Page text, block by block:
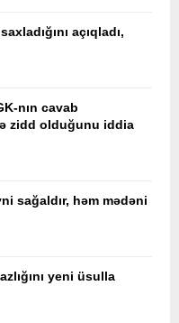
açıqladı,
nın cavab
zidd olduğunu iddia
sağaldır, həm mədəni
yeni üsulla